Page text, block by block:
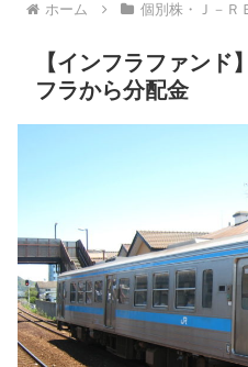
ホーム 個別株・Ｊ－Ｒ
【インフラファンド
フラから分配金